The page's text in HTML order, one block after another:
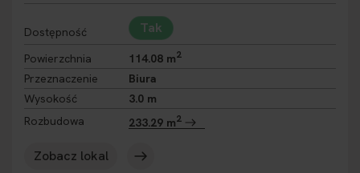
Dostępność Tak
Powierzchnia 114.08 m2
Przeznaczenie
Biura
Wysokość
3.0 m
Rozbudowa
233.29 m2
Zobacz lokal